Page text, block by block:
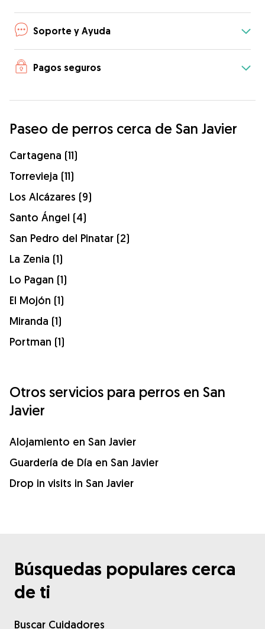
Soporte y Ayuda
Pagos seguros
Paseo de perros cerca de San Javier
Cartagena (11)
Torrevieja (11)
Los Alcázares (9)
Santo Ángel (4)
San Pedro del Pinatar (2)
La Zenia (1)
Lo Pagan (1)
El Mojón (1)
Miranda (1)
Portman (1)
Otros servicios para perros en San
Javier
Alojamiento en San Javier
Guardería de Día en San Javier
Drop in visits in San Javier
Búsquedas populares cerca
de ti
Buscar Cuidadores